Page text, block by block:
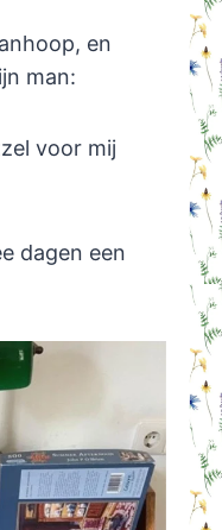
en
man:
voor mij
dagen een